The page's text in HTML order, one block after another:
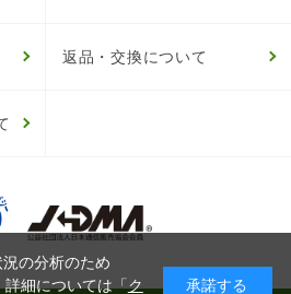
返品・交換について
の分析のため
細については「ク 承諾する